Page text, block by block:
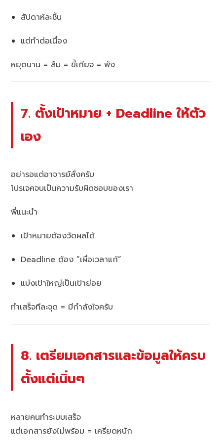
สัปดาห์ละชิ้น
แต่ทำต่อเนื่อง
หยุดนาน = ลืม = ขี้เกียจ = พัง
7. ตั้งเป้าหมาย + Deadline ให้ตัว
เอง
อย่ารอแต่อาจารย์สั่งครับ
โปรเจคจบเป็นความรับผิดชอบของเรา
พี่แนะนำ
เป้าหมายต้องวัดผลได้
Deadline ต้อง “เผื่อเวลาแก้”
แบ่งเป้าใหญ่เป็นเป้าย่อย
ทำเสร็จทีละจุด = มีกำลังใจครับ
8. เตรียมเอกสารและข้อมูลให้ครบ
ตั้งแต่เนิ่นๆ
หลายคนทำระบบเสร็จ
แต่เอกสารยังไม่พร้อม = เครียดหนัก